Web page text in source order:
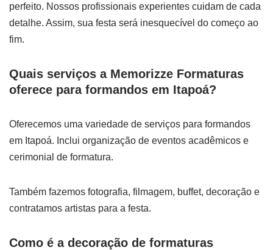
perfeito. Nossos profissionais experientes cuidam de cada
detalhe. Assim, sua festa será inesquecível do começo ao
fim.
Quais serviços a Memorizze Formaturas
oferece para formandos em Itapoá?
Oferecemos uma variedade de serviços para formandos
em Itapoá. Inclui organização de eventos acadêmicos e
cerimonial de formatura.
Também fazemos fotografia, filmagem, buffet, decoração e
contratamos artistas para a festa.
Como é a decoração de formaturas